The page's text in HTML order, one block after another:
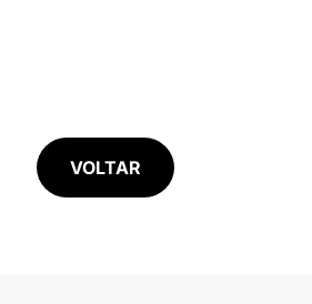
VOLTAR